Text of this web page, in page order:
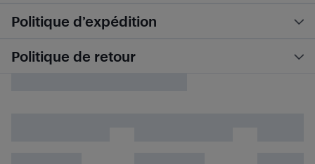
Politique d’expédition
Politique de retour